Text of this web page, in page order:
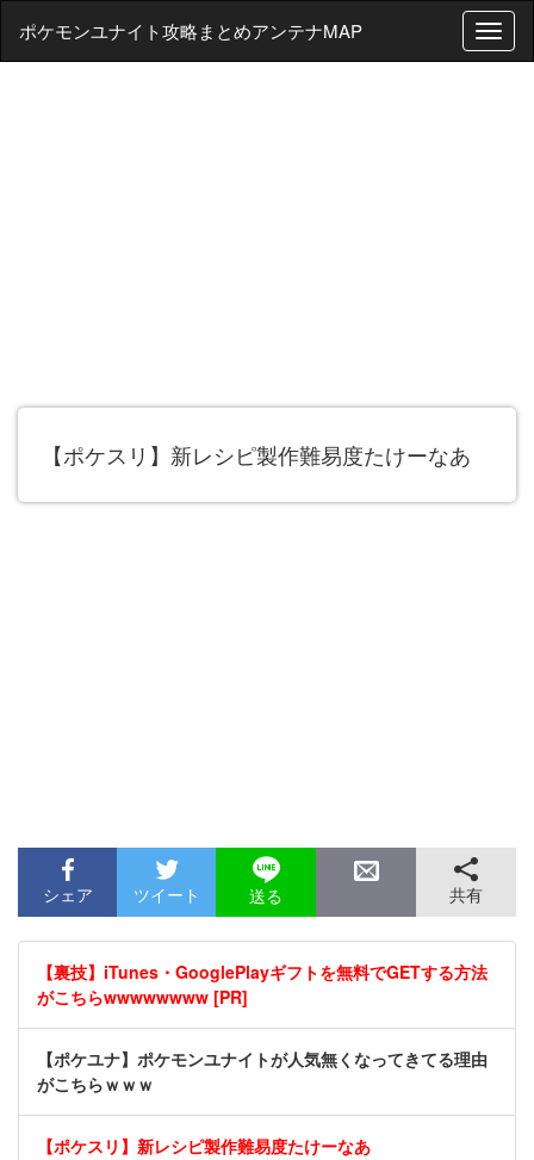
T
o
ポケモンユナイト攻略まとめアンテナMAP
【ポケスリ】新レシピ製作難易度たけーなあ
シェア ツイート 送る 共有
【裏技】iTunes・GooglePlayギフトを無料でGETする方法
がこちらwwwwwwww [PR]
【ポケユナ】ポケモンユナイトが人気無くなってきてる理由
がこちらｗｗｗ
【ポケスリ】新レシピ製作難易度たけーなあ